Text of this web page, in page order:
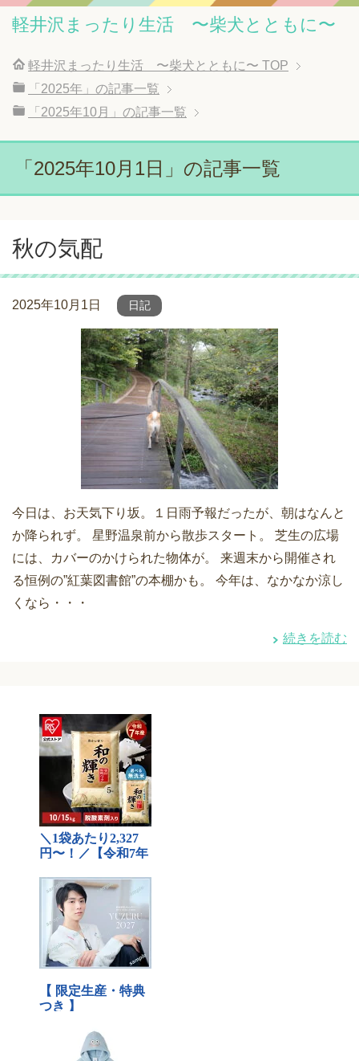
軽井沢まったり生活 〜柴犬とともに〜
軽井沢まったり生活 〜柴犬とともに〜 TOP
「2025年」の記事一覧
「2025年10月」の記事一覧
「2025年10月1日」の記事一覧
秋の気配
2025年10月1日 日記
今日は、お天気下り坂。１日雨予報だったが、朝はなんと
か降られず。 星野温泉前から散歩スタート。 芝生の広場
には、カバーのかけられた物体が。 来週末から開催され
る恒例の”紅葉図書館”の本棚かも。 今年は、なかなか涼し
くなら・・・
続きを読む